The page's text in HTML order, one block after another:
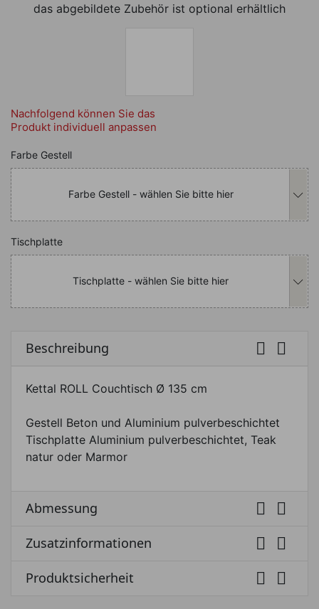
das abgebildete Zubehör ist optional erhältlich
Nachfolgend können Sie das
Produkt individuell anpassen
Nachfolgend können Sie das
Farbe Gestell
Farbe Gestell - wählen Sie bitte hier
Nachfolgend können Sie das
Tischplatte
Tischplatte - wählen Sie bitte hier
Beschreibung  
Kettal ROLL Couchtisch Ø 135 cm
Gestell Beton und Aluminium pulverbeschichtet
Tischplatte Aluminium pulverbeschichtet, Teak
natur oder Marmor
Abmessung  
Zusatzinformationen  
Produktsicherheit  